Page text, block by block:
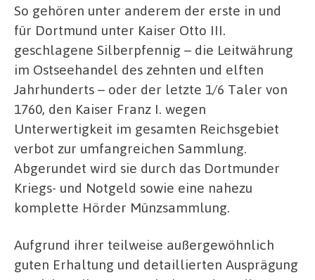
So gehören unter anderem der erste in und
für Dortmund unter Kaiser Otto III.
geschlagene Silberpfennig – die Leitwährung
im Ostseehandel des zehnten und elften
Jahrhunderts – oder der letzte 1/6 Taler von
1760, den Kaiser Franz I. wegen
Unterwertigkeit im gesamten Reichsgebiet
verbot zur umfangreichen Sammlung.
Abgerundet wird sie durch das Dortmunder
Kriegs- und Notgeld sowie eine nahezu
komplette Hörder Münzsammlung.
Aufgrund ihrer teilweise außergewöhnlich
guten Erhaltung und detaillierten Ausprägung